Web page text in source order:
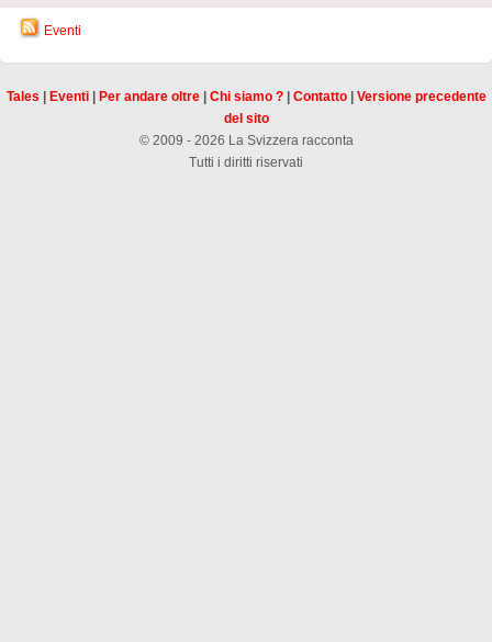
Eventi
Tales Eventi| Per andare oltre| Chi siamo ?| Contatto| Versione precedente
del sito
© 2009 - 2026 La Svizzera racconta
Tutti i diritti riservati